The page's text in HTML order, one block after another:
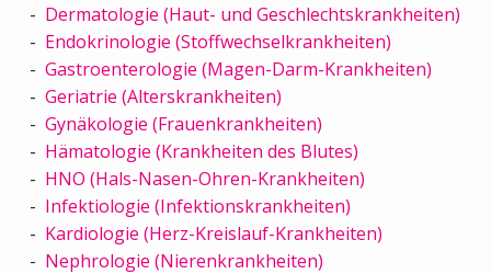
Dermatologie (Haut- und Geschlechtskrankheiten)
Endokrinologie (Stoffwechselkrankheiten)
Gastroenterologie (Magen-Darm-Krankheiten)
Geriatrie (Alterskrankheiten)
Gynäkologie (Frauenkrankheiten)
Hämatologie (Krankheiten des Blutes)
HNO (Hals-Nasen-Ohren-Krankheiten)
Infektiologie (Infektionskrankheiten)
Kardiologie (Herz-Kreislauf-Krankheiten)
Nephrologie (Nierenkrankheiten)